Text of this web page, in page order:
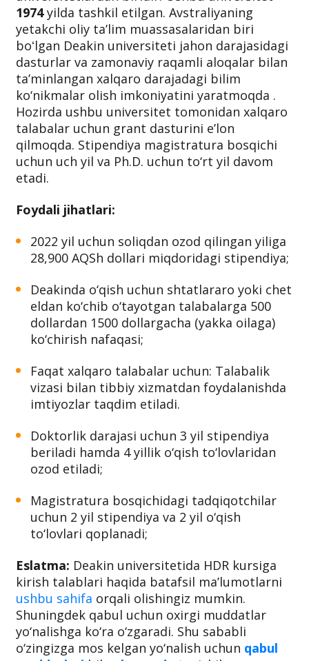
Deakin universitetiAvstraliyaning Viktoriya
shtatidagi joylashgan eng nufuzli
universitetlardan biridir. Ushbu universitet
1974yilda tashkil etilgan. Avstraliyaning
yetakchi oliy taʼlim muassasalaridan biri
boʻlgan Deakin universiteti jahon darajasidagi
dasturlar va zamonaviy raqamli aloqalar bilan
taʼminlangan xalqaro darajadagi bilim
ko‘nikmalar olish imkoniyatini yaratmoqda .
Hozirda ushbu universitet tomonidan xalqaro
talabalar uchun grant dasturini e’lon
uchun uch yil va Ph.D. uchun to‘rt yil davom
Foydali jihatlari:
2022 yil uchun soliqdan ozod qilingan yiliga
28,900 AQSh dollari miqdoridagi stipendiya;
Deakinda o‘qish uchun shtatlararo yoki chet
dollardan 1500 dollargacha (yakka oilaga)
ko‘chirish nafaqasi;
vizasi bilan tibbiy xizmatdan foydalanishda
imtiyozlar taqdim etiladi.
beriladi hamda 4 yillik o‘qish to‘lovlaridan
ozod etiladi;
uchun 2 yil stipendiya va 2 yil o‘qish
to‘lovlari qoplanadi;
Eslatma:Deakin universitetida HDR kursiga
kirish talablari haqida batafsil ma’lumotlarni
ushbu sahifaorqali olishingiz mumkin.